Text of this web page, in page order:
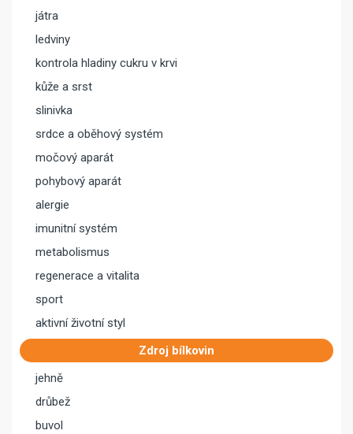
játra
ledviny
kontrola hladiny cukru v krvi
kůže a srst
slinivka
srdce a oběhový systém
močový aparát
pohybový aparát
alergie
imunitní systém
metabolismus
regenerace a vitalita
sport
aktivní životní styl
Zdroj bílkovin
jehně
drůbež
buvol